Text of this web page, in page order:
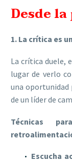
Desde
1. La crítica es
La crítica duele,
lugar de verlo
una oportunidad
de un líder de
Técnicas
Escucha